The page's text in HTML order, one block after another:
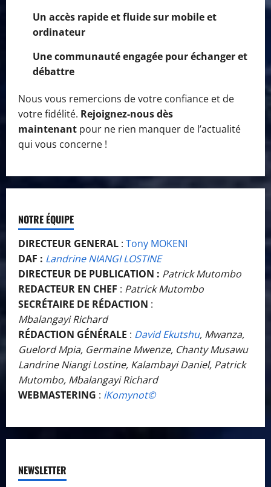
Un accès rapide et fluide sur mobile et
ordinateur
Une communauté engagée pour échanger et
débattre
Nous vous remercions de votre confiance et de
votre fidélité. Rejoignez-nous dès
maintenant pour ne rien manquer de l’actualité
qui vous concerne !
NOTRE ÉQUIPE
DIRECTEUR GENERAL : Tony MOKENI
DAF : Landrine NIANGI LOSTINE
DIRECTEUR DE PUBLICATION : Patrick Mutombo
REDACTEUR EN CHEF : Patrick Mutombo
SECRÉTAIRE DE RÉDACTION :
Mbalangayi Richard
RÉDACTION GÉNÉRALE : David Ekutshu, Mwanza,
Guelord Mpia, Germaine Mwenze, Chanty Musawu
Landrine Niangi Lostine, Kalambayi Daniel, Patrick
Mutombo, Mbalangayi Richard
WEBMASTERING : iKomynot©️
NEWSLETTER